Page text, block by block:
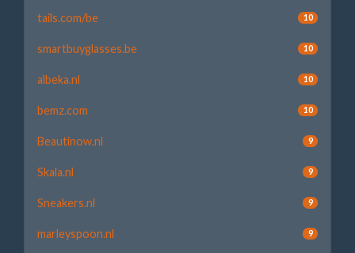
tails.com/be 10
smartbuyglasses.be 10
albeka.nl 10
bemz.com 10
Beautinow.nl 9
Skala.nl 9
Sneakers.nl 9
marleyspoon.nl 9